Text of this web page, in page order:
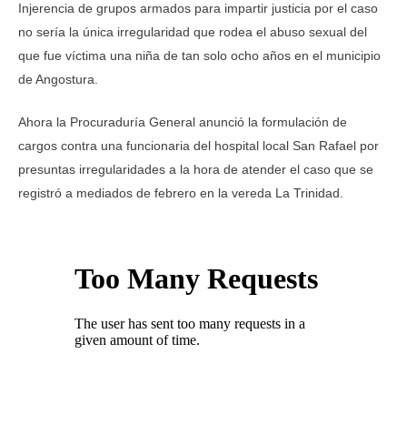
Injerencia de grupos armados para impartir justicia por el caso
no sería la única irregularidad que rodea el abuso sexual del
que fue víctima una niña de tan solo ocho años en el municipio
de Angostura.
Ahora la Procuraduría General anunció la formulación de
cargos contra una funcionaria del hospital local San Rafael por
presuntas irregularidades a la hora de atender el caso que se
registró a mediados de febrero en la vereda La Trinidad.